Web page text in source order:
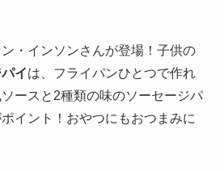
・インソンさんが登場！子供の
イは、フライパンひとつで作れ
ースと2種類の味のソーセージパ
イント！おやつにもおつまみに